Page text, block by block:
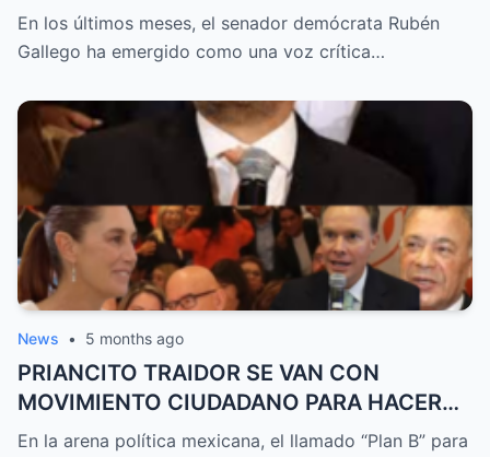
republicanos
En los últimos meses, el senador demócrata Rubén
Gallego ha emergido como una voz crítica…
News • 5 months ago
PRIANCITO TRAIDOR SE VAN CON
MOVIMIENTO CIUDADANO PARA HACER
SU BLOQUE DE OPOSICIÓN!
En la arena política mexicana, el llamado “Plan B” para